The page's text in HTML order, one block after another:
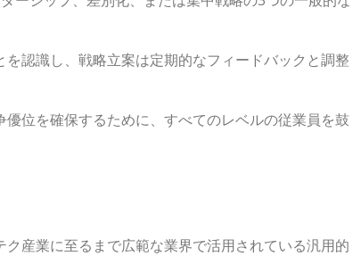
認識し、戦略立案は定期的なフィードバックと調整
位を確保するために、すべてのレベルの従業員を鼓
産業に至るまで広範な業界で活用されている汎用的